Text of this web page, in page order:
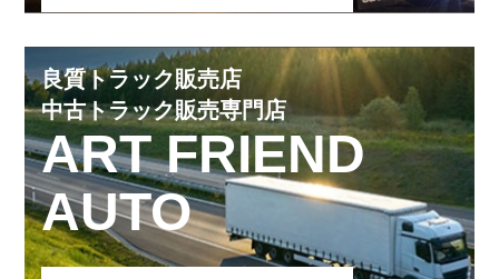
良質トラック販売店
中古トラック販売専門店
ART FRIEND
AUTO